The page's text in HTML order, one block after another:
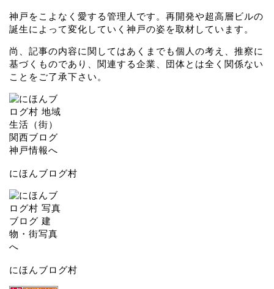
神戸をこよなく愛する管理人です。再開発や超高層ビルの
誕生によって変化していく神戸の姿を取材しています。
尚、記事の内容に関してはあくまでも個人の考え、推察に
基づくものであり、関連する企業、団体とは全く関係ない
ことをご了承下さい。
にほんブログ村
にほんブログ村